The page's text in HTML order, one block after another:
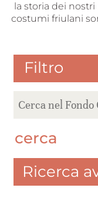
la storia dei
costumi friulani
Filtro
cerca
Ricerca